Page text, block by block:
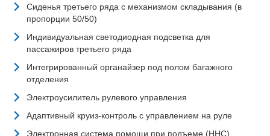
Сиденья третьего ряда с механизмом складывания (в
пропорции 50/50)
Индивидуальная светодиодная подсветка для
пассажиров третьего ряда
Интегрированный органайзер под полом багажного
отделения
Электроусилитель рулевого управления
Адаптивный круиз-контроль с управлением на руле
Электронная система помощи при подъеме (HHC)